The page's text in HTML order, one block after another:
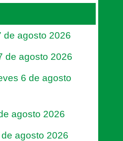
de agosto 2026
de agosto 2026
6 de agosto
agosto 2026
agosto 2026